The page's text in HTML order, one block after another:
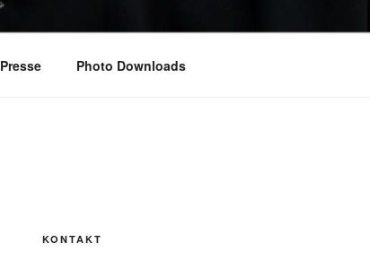
Presse Photo Downloads
KONTAKT